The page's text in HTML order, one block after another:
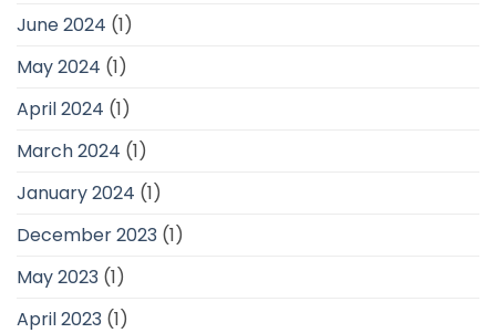
June 2024 (1)
May 2024 (1)
April 2024 (1)
March 2024 (1)
January 2024 (1)
December 2023 (1)
May 2023 (1)
April 2023 (1)